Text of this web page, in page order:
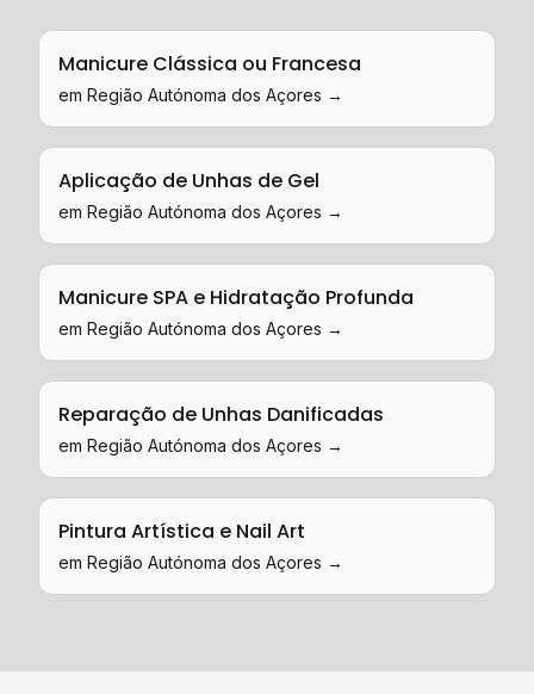
Manicure Clássica ou Francesa
em Região Autónoma dos Açores →
Aplicação de Unhas de Gel
em Região Autónoma dos Açores →
Manicure SPA e Hidratação Profunda
em Região Autónoma dos Açores →
Reparação de Unhas Danificadas
em Região Autónoma dos Açores →
Pintura Artística e Nail Art
em Região Autónoma dos Açores →